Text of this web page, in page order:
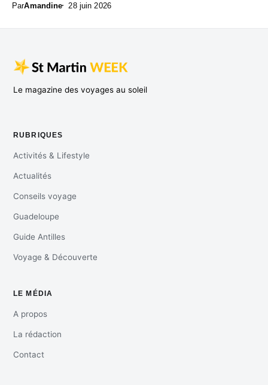
ParAmandine 28 juin 2026
Le magazine des voyages au soleil
RUBRIQUES
Activités & Lifestyle
Actualités
Conseils voyage
Guadeloupe
Guide Antilles
Voyage & Découverte
LE MÉDIA
A propos
La rédaction
Contact